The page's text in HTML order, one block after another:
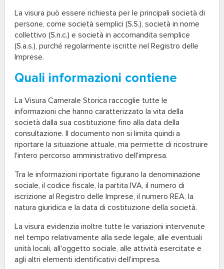
La visura può essere richiesta per le principali società di
persone, come società semplici (S.S.), società in nome
collettivo (S.n.c.) e società in accomandita semplice
(S.a.s.), purché regolarmente iscritte nel Registro delle
Imprese.
Quali informazioni contiene
La Visura Camerale Storica raccoglie tutte le
informazioni che hanno caratterizzato la vita della
società dalla sua costituzione fino alla data della
consultazione. Il documento non si limita quindi a
riportare la situazione attuale, ma permette di ricostruire
l'intero percorso amministrativo dell'impresa.
Tra le informazioni riportate figurano la denominazione
sociale, il codice fiscale, la partita IVA, il numero di
iscrizione al Registro delle Imprese, il numero REA, la
natura giuridica e la data di costituzione della società.
La visura evidenzia inoltre tutte le variazioni intervenute
nel tempo relativamente alla sede legale, alle eventuali
unità locali, all'oggetto sociale, alle attività esercitate e
agli altri elementi identificativi dell'impresa.